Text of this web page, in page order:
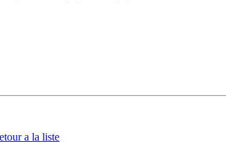
a la liste